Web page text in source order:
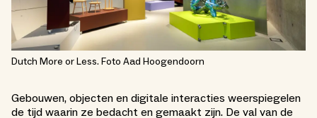
Dutch More or Less. Foto Aad Hoogendoorn
Gebouwen, objecten en digitale interacties weerspiegelen
de tijd waarin ze bedacht en gemaakt zijn. De val van de